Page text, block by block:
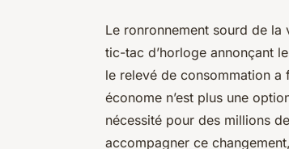
pour
énergétique
Le ronronnement sourd de la
tic-tac d’horloge annonçant
le relevé de consommation a
économe n’est plus une
nécessité pour des millions
accompagner ce